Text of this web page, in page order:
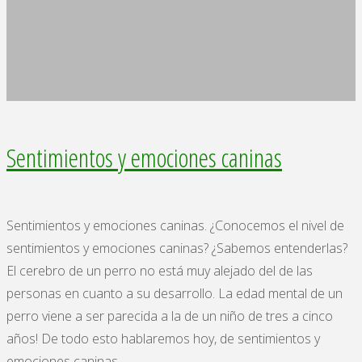
Sentimientos y emociones caninas
Sentimientos y emociones caninas. ¿Conocemos el nivel de
sentimientos y emociones caninas? ¿Sabemos entenderlas?
El cerebro de un perro no está muy alejado del de las
personas en cuanto a su desarrollo. La edad mental de un
perro viene a ser parecida a la de un niño de tres a cinco
años! De todo esto hablaremos hoy, de sentimientos y